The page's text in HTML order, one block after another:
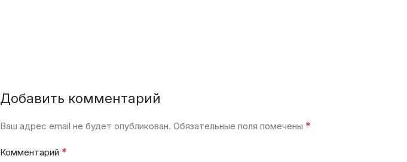
Добавить комментарий
Ваш адрес email не будет опубликован. Обязательные поля помечены *
Комментарий *